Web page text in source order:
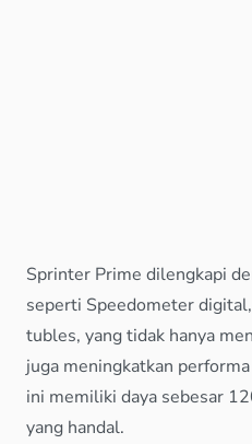
Sprinter Prime dilengkapi
seperti Speedometer
tubles, yang tidak hanya
juga meningkatkan
ini memiliki daya sebesar
yang handal.